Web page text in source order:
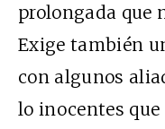
prolongada que
Exige también
con algunos
lo inocentes que